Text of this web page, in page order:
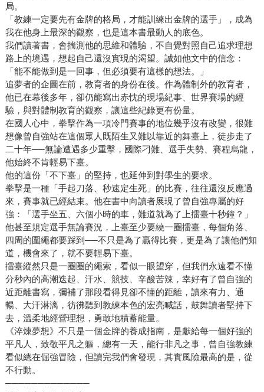
局。
「教練一定要先有金牌的格局，才能訓練出金牌的選手」，成為
我在他身上最深的觀察，也是這本書最動人的底色。
我們讀著書，會揣測他的思維和體驗，不自覺對照自己追求理想
路上的境遇，想起自己還沒實現的渴望。誠如他文中的信念：
「能不能做到是一回事，但必須要有這樣的想法。」
追夢者的企圖在前，教育者的身份在後。作為體制外的教育者，
他已在幕後多年，卻仍能寫出赤忱的現場紀事、世界賽場的經
驗，與對體制教育的觀察，讓這些紀錄更有份量。
在國人心中，拳擊作為一項冷門賽事的地位幾乎沒有改變，很難
想像曾自強站在這個眾人既陌生又難以靠近的舞臺上，徒步走了
二十年──無論遭遇多少重擊，國際刁難、選手失勢、賽程烏龍，
他始終不肯輕易下臺。
他的這份「不下臺」的堅持，也延伸到對學生的要求。
拳擊是一種「手起刀落、秒速定生死」的比賽，往往還沒反應過
來，賽事就已經結束。他在書中向讀者展現了曾自強專屬的好
強：「選手坐五、六個小時的車，難道就為了上擂臺十秒鐘？」
他甚至規定選手無論賽況，上臺至少要繞一圈擂臺，每個角落、
四周的圍繩都要踩到──不只是為了贏得比賽，更是為了讓他們知
道，機會來了，就不要輕易下臺。
擂臺縱然只是一圈圈的繩索，看似一眼望穿，但我們永遠看不懂
分秒內的高潮迭起、汗水、競技、辛酸苦辣，幸好有了曾自強的
近距離書寫，彌補了那段看得見卻不懂的距離，讀來有力、通
暢、大汗淋漓，彷彿聽到教練本色的宏亮喊話，鼓舞讀者堅持下
去，溫柔地經營理想，勇敢地積蓄能量。
《淬煉夢想》不只是一個金牌的養成指南，是獻給每一個好強的
平凡人，致敬平凡之軀，總有一天，能行非凡之事，曾自強教練
看似總在倔強冒險，但讀完我們會發現，其實風險最高的是，從
不行動。
─────────────